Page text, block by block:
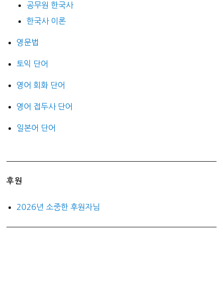
공무원 한국사
한국사 이론
영문법
토익 단어
영어 회화 단어
영어 접두사 단어
일본어 단어
후원
2026년 소중한 후원자님